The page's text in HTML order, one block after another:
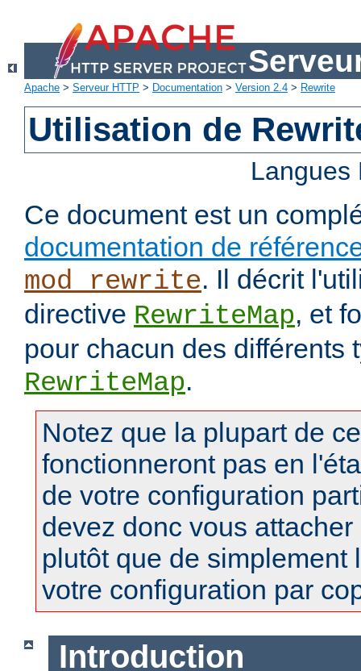
Apache > Serveur HTTP > Documentation > Version 2.4 > Rewrite
Utilisation de
Ce document est un
documentation de
mod_rewrite. Il décrit
directive RewriteMap, et
pour chacun des différents
RewriteMap.
Notez que la plupart de
fonctionneront pas en
de votre configuration
devez donc vous
plutôt que de simplement
votre configuration par
Introduction